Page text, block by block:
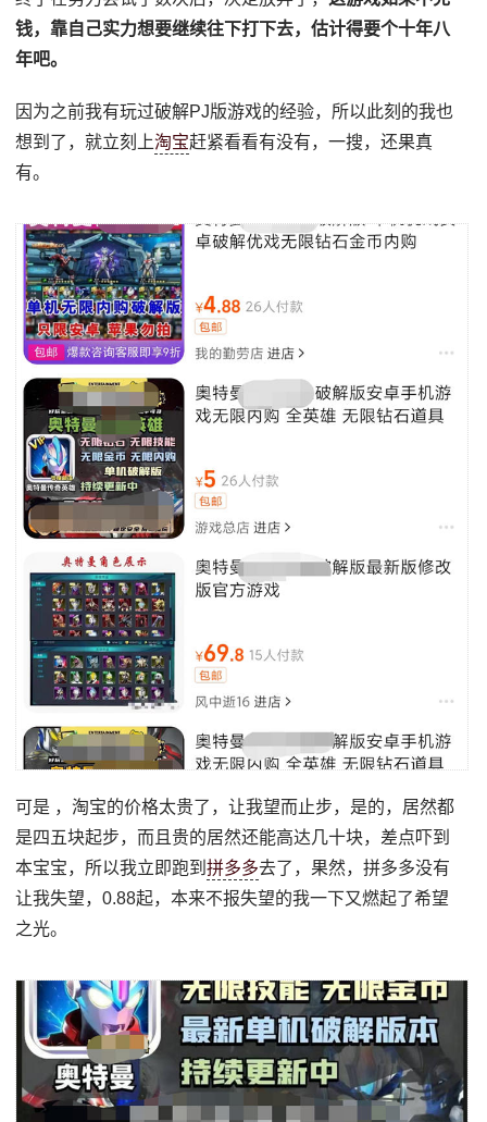
钱，靠自己实力想要继续往下打下去，估计得要个十年八
年吧。
因为之前我有玩过破解PJ版游戏的经验，所以此刻的我也
想到了，就立刻上淘宝赶紧看看有没有，一搜，还果真
有。
可是 ，淘宝的价格太贵了，让我望而止步，是的，居然都
是四五块起步，而且贵的居然还能高达几十块，差点吓到
本宝宝，所以我立即跑到拼多多去了，果然，拼多多没有
让我失望，0.88起，本来不报失望的我一下又燃起了希望
之光。